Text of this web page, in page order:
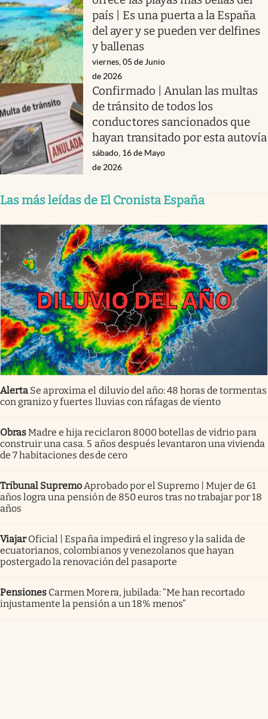
país | Es una puerta a la España
del ayer y se pueden ver delfines
y ballenas
viernes, 05 de Junio
de 2026
Confirmado | Anulan las multas
de tránsito de todos los
conductores sancionados que
hayan transitado por esta autovía
sábado, 16 de Mayo
de 2026
Las más leídas de El Cronista España
Alerta Se aproxima el diluvio del año: 48 horas de tormentas
con granizo y fuertes lluvias con ráfagas de viento
ObrasMadre e hija reciclaron 8000 botellas de vidrio para
construir una casa. 5 años después levantaron una vivienda
de 7 habitaciones desde cero
Tribunal Supremo Aprobado por el Supremo | Mujer de 61
años logra una pensión de 850 euros tras no trabajar por 18
años
Viajar Oficial | España impedirá el ingreso y la salida de
ecuatorianos, colombianos y venezolanos que hayan
postergado la renovación del pasaporte
Pensiones Carmen Morera, jubilada: “Me han recortado
injustamente la pensión a un 18% menos”